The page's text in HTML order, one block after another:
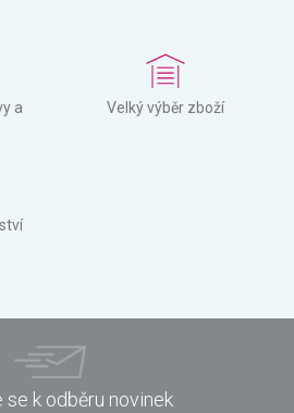
a
Velký výběr zboží
se k odběru novinek